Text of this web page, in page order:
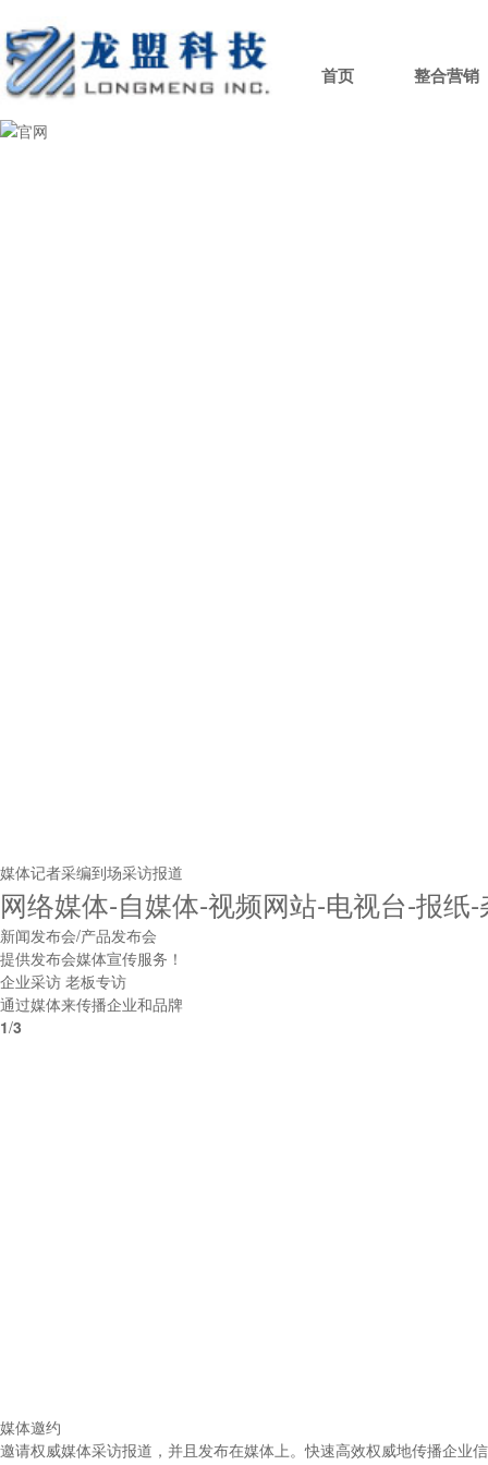
首页 整合营销
媒体记者采编到场采访报道
网络媒体-自媒体-视频网站-电视台-报纸
新闻发布会/产品发布会
提供发布会媒体宣传服务！
企业采访 老板专访
通过媒体来传播企业和品牌
1/3
媒体邀约
邀请权威媒体采访报道，并且发布在媒体上。快速高效权威地传播企业